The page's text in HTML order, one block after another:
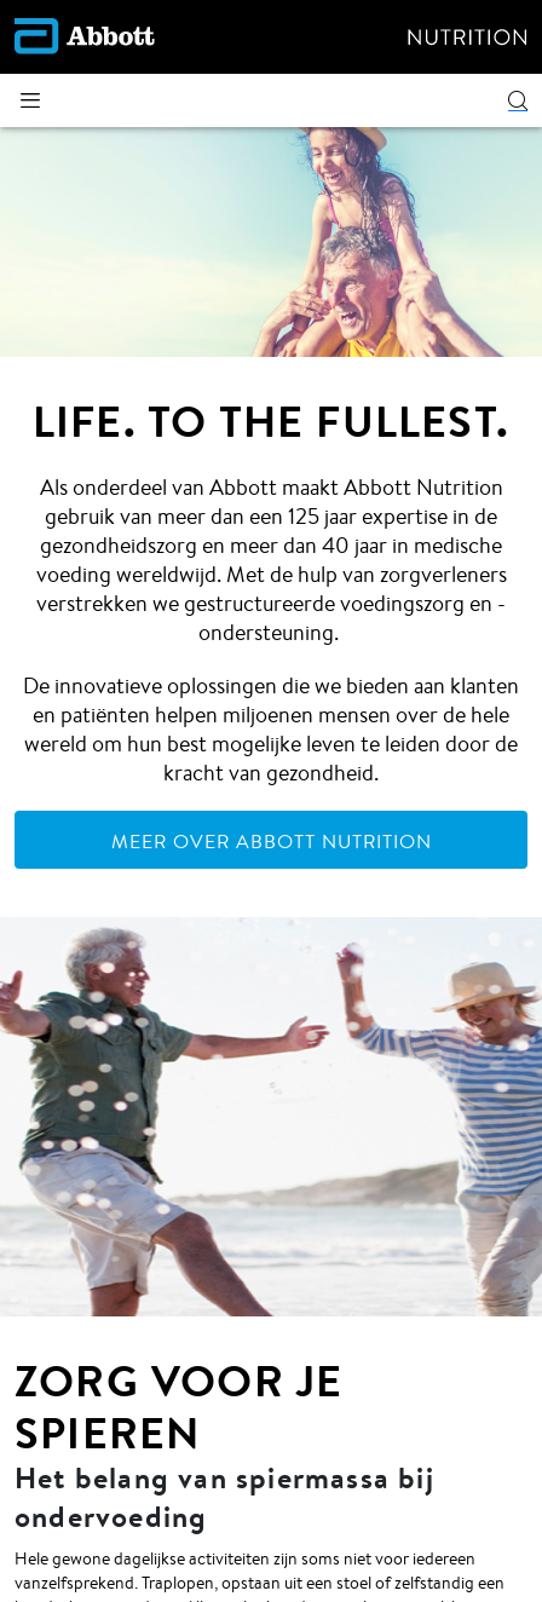
LIFE. TO THE FULLEST.
Als onderdeel van Abbott maakt Abbott Nutrition
gebruik van meer dan een 125 jaar expertise in de
gezondheidszorg en meer dan 40 jaar in medische
voeding wereldwijd. Met de hulp van zorgverleners
verstrekken we gestructureerde voedingszorg en -
ondersteuning.
De innovatieve oplossingen die we bieden aan klanten
en patiënten helpen miljoenen mensen over de hele
wereld om hun best mogelijke leven te leiden door de
kracht van gezondheid.
MEER OVER ABBOTT NUTRITION
ZORG VOOR JE
SPIEREN
Het belang van spiermassa bij
ondervoeding
Hele gewone dagelijkse activiteiten zijn soms niet voor iedereen
vanzelfsprekend. Traplopen, opstaan uit een stoel of zelfstandig een